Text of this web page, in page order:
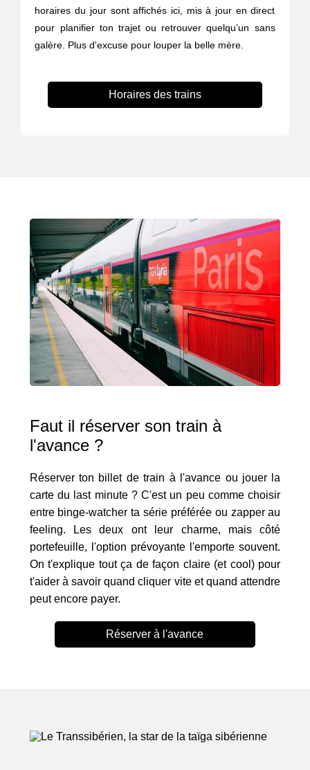
horaires du jour sont affichés ici, mis à jour en direct
pour planifier ton trajet ou retrouver quelqu’un sans
galère. Plus d'excuse pour louper la belle mère.
Horaires des trains
Faut il réserver son train à
l'avance ?
Réserver ton billet de train à l'avance ou jouer la
carte du last minute ? C'est un peu comme choisir
entre binge-watcher ta série préférée ou zapper au
feeling. Les deux ont leur charme, mais côté
portefeuille, l'option prévoyante l'emporte souvent.
On t'explique tout ça de façon claire (et cool) pour
t'aider à savoir quand cliquer vite et quand attendre
peut encore payer.
Réserver à l'avance